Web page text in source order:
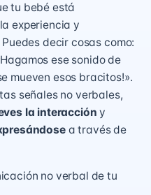
tu bebé está
experiencia y
decir cosas como:
ese sonido de
mueven esos bracitos!».
señales no verbales,
la interaccióny
a través de
no verbal de tu